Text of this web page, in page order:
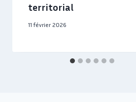
territorial
11 février 2026